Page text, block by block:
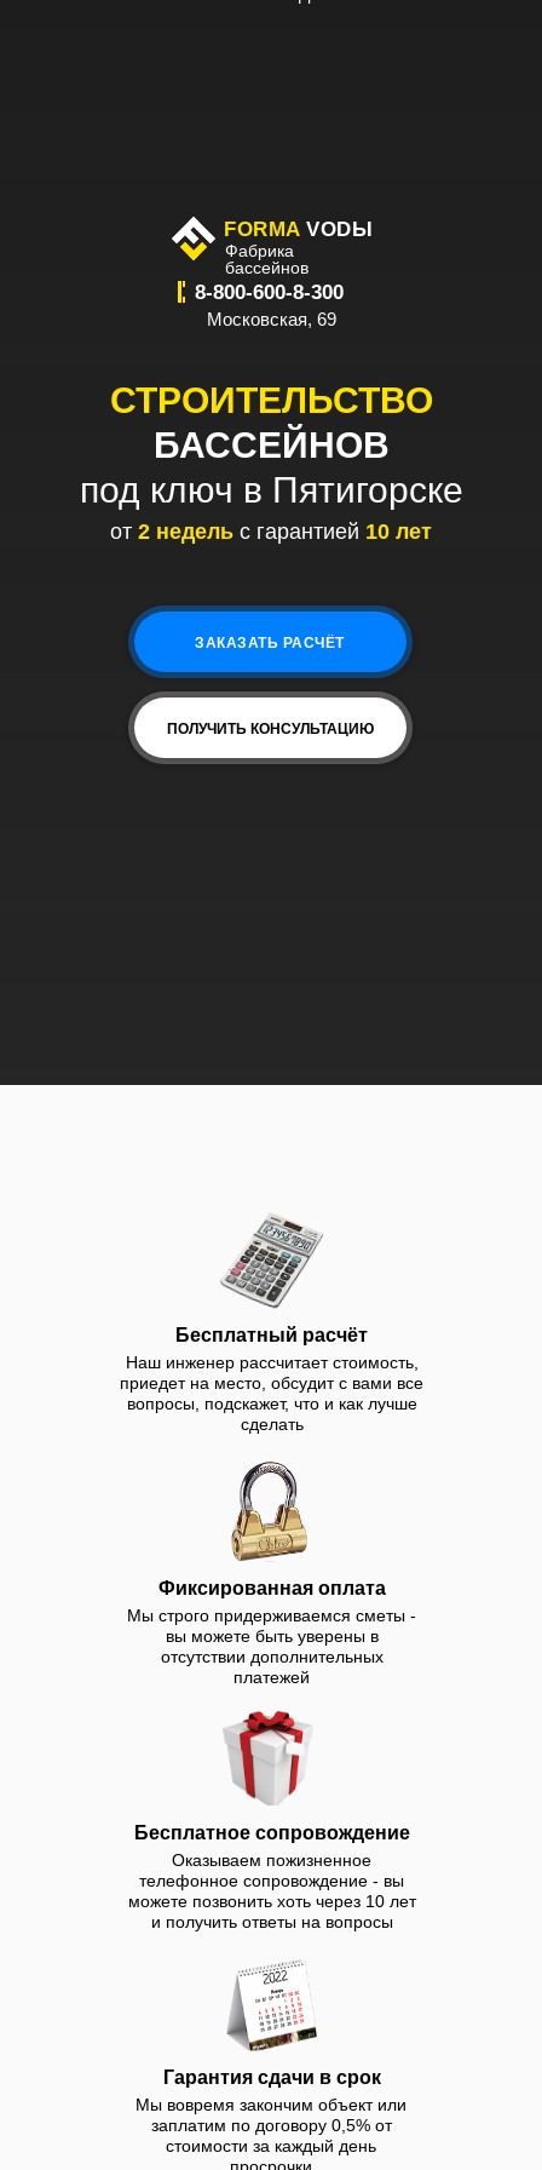
FORMA VODЫ
ЗАКАЗАТЬ РАСЧЁТ
8-800-600-8-300
Московская, 69
СТРОИТЕЛЬСТВО
БАССЕЙНОВ
под ключ в Пятигорске
от 2 недель с гарантией 10 лет
Фабрика
бассейнов
ПОЛУЧИТЬ КОНСУЛЬТАЦИЮ
цены вам понравятся. У
нас вы можете заказать
строительство бассейнов
под ключ в доме и на
участке. Строим частные,
уличные, крытые бетонные,
композитные,
полипропиленовые
бассейны в помещении и
на даче. Недорого
установим чашу. У нас вы
можете купить
оборудование.
Осуществляем
строительство, ремонт и
реконструкцию бассейнов в
Пятигорске под ключ с
гарантией до 10 лет.
Строительство бассейнов
под ключ в Пятигорске —
это оптимальное решение
для тех, кто мечтает
создать современную и
долговечную зону отдыха у
себя дома или на
коммерческом объекте.
Наша компания предлагает
профессиональный монтаж
различных типов
бассейнов, учитывая
уникальные климатические
и грунтовые особенности
региона, гарантируя
Бесплатный расчёт
Бесплатное сопровождение
Фиксированная оплата
Наш инженер рассчитает стоимость,
приедет на место, обсудит с вами все
вопросы, подскажет, что и как лучше
сделать
Оказываем пожизненное
телефонное сопровождение - вы
можете позвонить хоть через 10 лет
и получить ответы на вопросы
Мы строго придерживаемся сметы -
вы можете быть уверены в
отсутствии дополнительных
платежей
Гарантия сдачи в срок
Мы вовремя закончим объект или
заплатим по договору 0,5% от
стоимости за каждый день